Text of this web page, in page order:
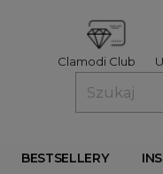
Clamodi Club
BESTSELLERY